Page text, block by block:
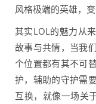
风格极端的英雄，
其实LOL的魅力从
故事与共情，当我
个位置都有其不可
护，辅助的守护需
互换，就像一场关